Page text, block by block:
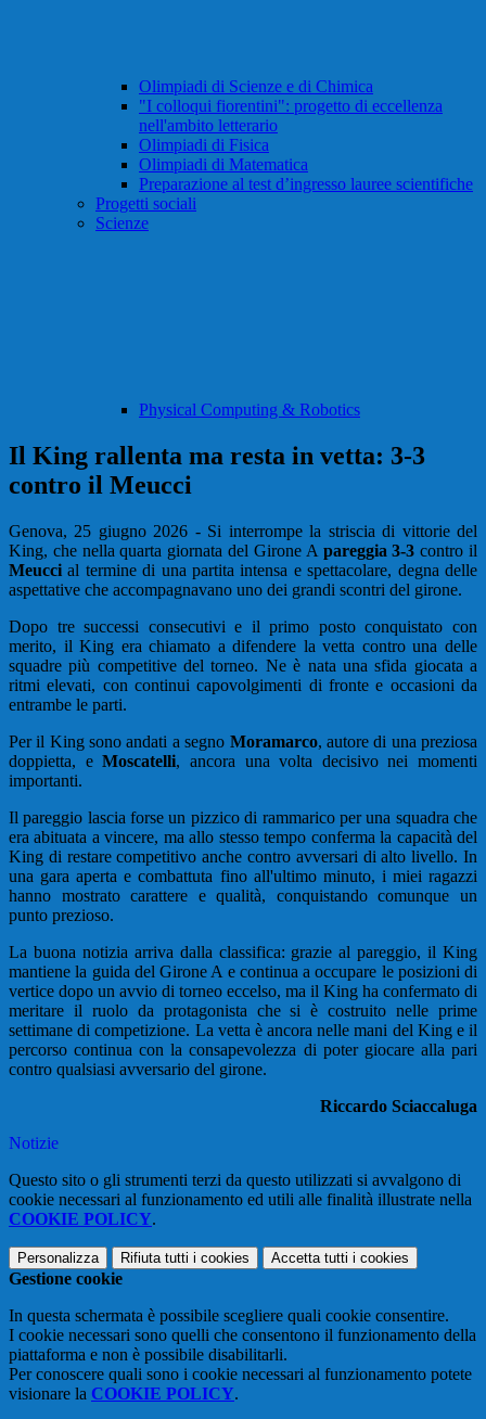
Olimpiadi di Scienze e di Chimica
"I colloqui fiorentini": progetto di eccellenza
nell'ambito letterario
Olimpiadi di Fisica
Olimpiadi di Matematica
Preparazione al test d’ingresso lauree scientifiche
Progetti sociali
Scienze
Physical Computing & Robotics
Il King rallenta ma resta in vetta: 3-3
contro il Meucci
Genova, 25 giugno 2026 - Si interrompe la striscia di vittorie del
King, che nella quarta giornata del Girone A pareggia 3-3 contro il
Meucci al termine di una partita intensa e spettacolare, degna delle
aspettative che accompagnavano uno dei grandi scontri del girone.
Dopo tre successi consecutivi e il primo posto conquistato con
merito, il King era chiamato a difendere la vetta contro una delle
squadre più competitive del torneo. Ne è nata una sfida giocata a
ritmi elevati, con continui capovolgimenti di fronte e occasioni da
entrambe le parti.
Per il King sono andati a segno Moramarco, autore di una preziosa
doppietta, eMoscatelli, ancora una volta decisivo nei momenti
importanti.
Il pareggio lascia forse un pizzico di rammarico per una squadra che
era abituata a vincere, ma allo stesso tempo conferma la capacità del
King di restare competitivo anche contro avversari di alto livello. In
una gara aperta e combattuta fino all'ultimo minuto, i miei ragazzi
hanno mostrato carattere e qualità, conquistando comunque un
punto prezioso.
La buona notizia arriva dalla classifica: grazie al pareggio, il King
mantiene la guida del Girone A e continua a occupare le posizioni di
vertice dopo un avvio di torneo eccelso, ma il King ha confermato di
meritare il ruolo da protagonista che si è costruito nelle prime
settimane di competizione. La vetta è ancora nelle mani del King e il
percorso continua con la consapevolezza di poter giocare alla pari
contro qualsiasi avversario del girone.
Riccardo Sciaccaluga
Notizie
Questo sito o gli strumenti terzi da questo utilizzati si avvalgono di
cookie necessari al funzionamento ed utili alle finalità illustrate nella
COOKIE POLICY.
Personalizza Rifiuta tutti i cookies Accetta tutti i cookies
Gestione cookie
In questa schermata è possibile scegliere quali cookie consentire.
I cookie necessari sono quelli che consentono il funzionamento della
piattaforma e non è possibile disabilitarli.
Per conoscere quali sono i cookie necessari al funzionamento potete
visionare la COOKIE POLICY.